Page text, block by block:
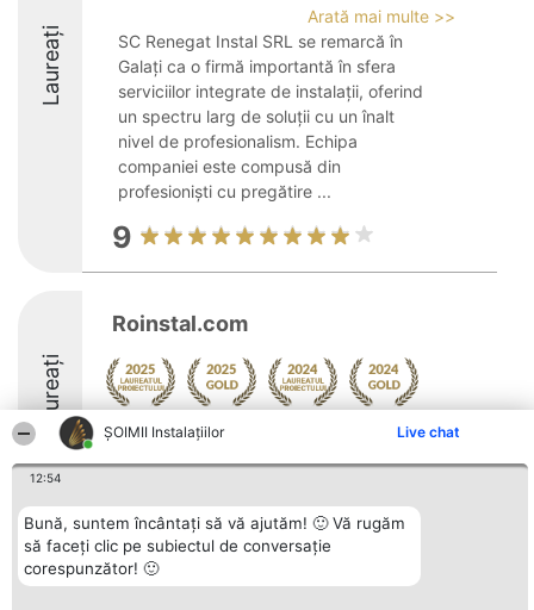
ŞOIMII Instalaţiilor Live chat
12:54
Bună, suntem încântați să vă ajutăm! 🙂 Vă rugăm
să faceți clic pe subiectul de conversație
corespunzător! 🙂
Laureați
Arată mai multe >>
SC Renegat Instal SRL se remarcă în
Galați ca o firmă importantă în sfera
serviciilor integrate de instalații, oferind
un spectru larg de soluții cu un înalt
nivel de profesionalism. Echipa
companiei este compusă din
profesioniști cu pregătire ...
9
Laureați
Roinstal.com
Arată mai multe >>
9.4
Organizator Ranking
BRIGHT SOLUTIONS BR SRL